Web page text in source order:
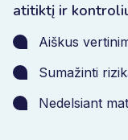
atitiktį ir
Aiškus
Sumažinti
Nedelsiant